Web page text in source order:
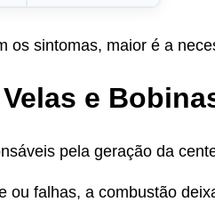
os sintomas, maior é a
e
pela geração da
ou falhas, a combustão